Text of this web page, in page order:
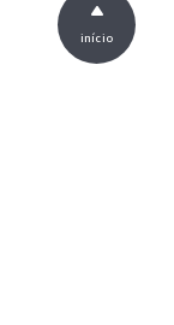
início